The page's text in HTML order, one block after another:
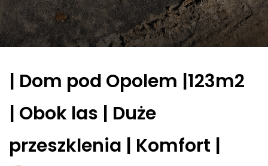
| Dom pod Opolem |123m2
| Obok las | Duże
przeszklenia | Komfort |